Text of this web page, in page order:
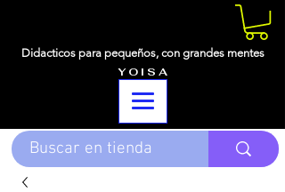
Didacticos para pequeños, con grandes mentes
Y O I S A